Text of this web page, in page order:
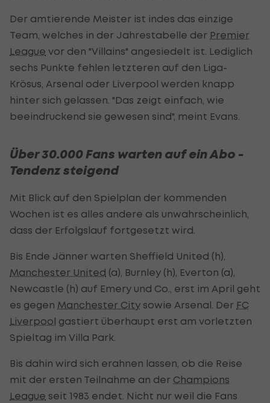
Der amtierende Meister ist indes das einzige
Team, welches in der Jahrestabelle der Premier
League vor den "Villains" angesiedelt ist. Lediglich
sechs Punkte fehlen letzteren auf den Liga-
Krösus, Arsenal oder Liverpool werden knapp
hinter sich gelassen. "Das zeigt einfach, wie
beeindruckend sie gewesen sind", meint Evans.
Über 30.000 Fans warten auf ein Abo -
Tendenz steigend
Mit Blick auf den Spielplan der kommenden
Wochen ist es alles andere als unwahrscheinlich,
dass der Erfolgslauf fortgesetzt wird.
Bis Ende Jänner warten Sheffield United (h),
Manchester United (a), Burnley (h), Everton (a),
Newcastle (h) auf Emery und Co., erst im April geht
es gegen Manchester City sowie Arsenal. Der FC
Liverpool gastiert überhaupt erst am vorletzten
Spieltag im Villa Park.
Bis dahin wird sich erahnen lassen, ob die Reise
mit der ersten Teilnahme an der Champions
League seit 1983 endet. Nicht nur weil die Fans